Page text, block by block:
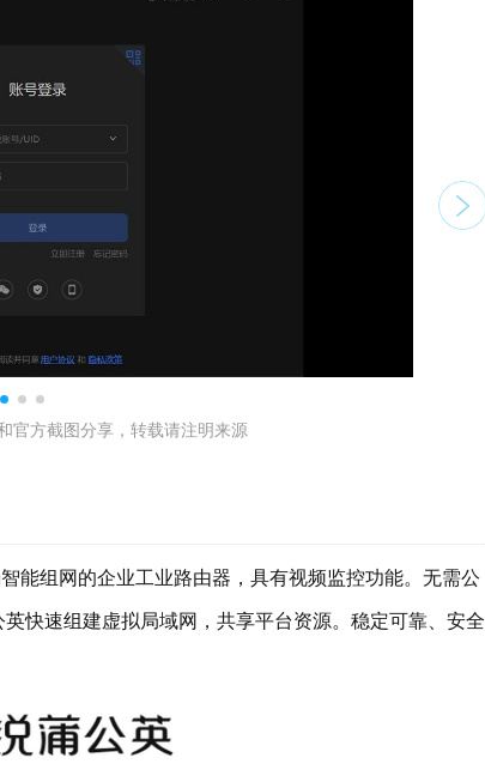
官方截图分享，转载请注明来源
能组网的企业工业路由器，具有视频监控功能。无需公
快速组建虚拟局域网，共享平台资源。稳定可靠、安全